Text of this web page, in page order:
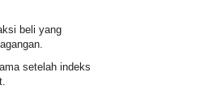
beli yang
setelah indeks